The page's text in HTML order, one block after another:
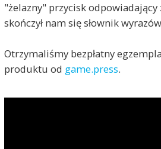
"żelazny" przycisk odpowiadający
skończył nam się słownik
Otrzymaliśmy bezpłatny
produktu od game.press.